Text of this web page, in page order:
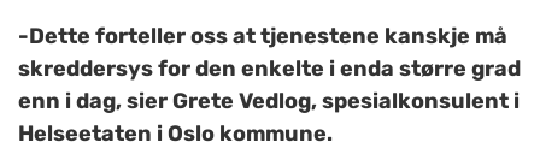
-Dette forteller oss at tjenestene kanskje må
skreddersys for den enkelte i enda større grad
enn i dag, sier Grete Vedlog, spesialkonsulent i
Helseetaten i Oslo kommune.